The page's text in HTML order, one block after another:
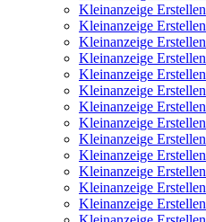
Kleinanzeige Erstellen
Kleinanzeige Erstellen
Kleinanzeige Erstellen
Kleinanzeige Erstellen
Kleinanzeige Erstellen
Kleinanzeige Erstellen
Kleinanzeige Erstellen
Kleinanzeige Erstellen
Kleinanzeige Erstellen
Kleinanzeige Erstellen
Kleinanzeige Erstellen
Kleinanzeige Erstellen
Kleinanzeige Erstellen